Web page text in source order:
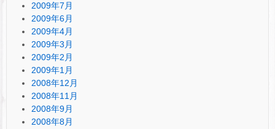
2009年7月
2009年6月
2009年4月
2009年3月
2009年2月
2009年1月
2008年12月
2008年11月
2008年9月
2008年8月